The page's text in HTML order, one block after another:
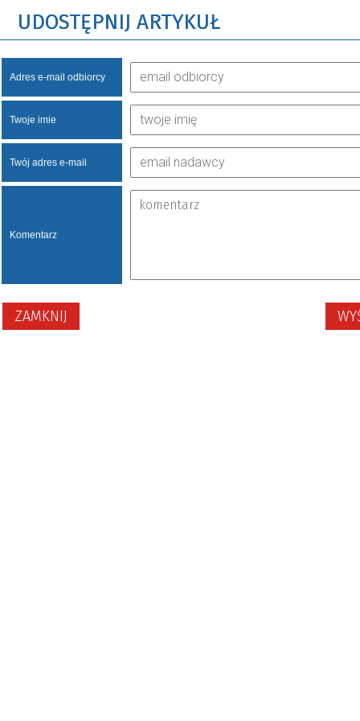
UDOSTĘPNIJ ARTYKUŁ
Adres e-mail odbiorcy
Twoje imie
Twój adres e-mail
Komentarz